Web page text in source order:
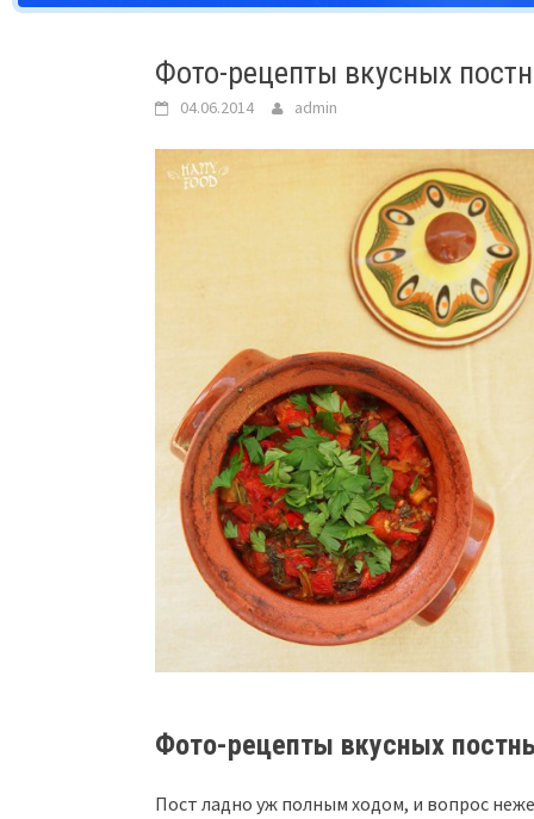
Фото-рецепты вкусных
04.06.2014 admin
Фото-рецепты вкусных
Пост ладно уж полным ходом, и вопрос